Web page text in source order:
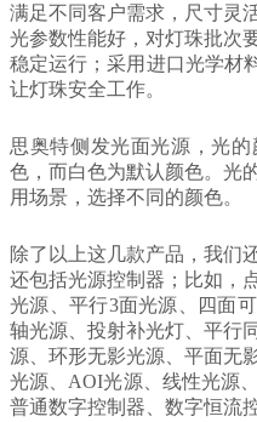
满足不同客户需求，尺寸灵
光参数性能好，对灯珠批次
稳定运行；采用进口光学材
让灯珠安全工作。
思奥特侧发光面光源，光
色，而白色为默认颜色。光
用场景，选择不同的颜色。
除了以上这几款产品，我们
还包括光源控制器；比如，
光源、平行3面光源、四面
轴光源、投射补光灯、平行
源、环形无影光源、平面无
光源、AOI光源、线性光源
普通数字控制器、数字恒流